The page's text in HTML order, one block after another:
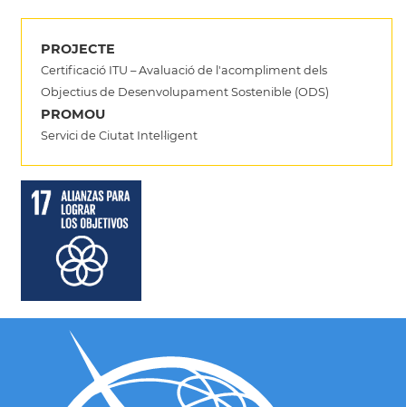
PROJECTE
Certificació ITU – Avaluació de l'acompliment dels
Objectius de Desenvolupament Sostenible (ODS)
PROMOU
Servici de Ciutat Intel·ligent